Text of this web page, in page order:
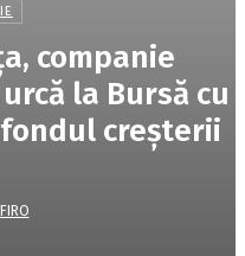
companie
la Bursă cu
creşterii